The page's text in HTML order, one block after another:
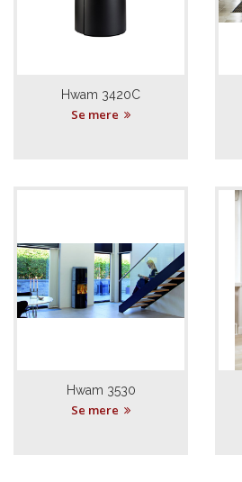
Hwam 3420C
Se mere
Hwam 3530
Se mere